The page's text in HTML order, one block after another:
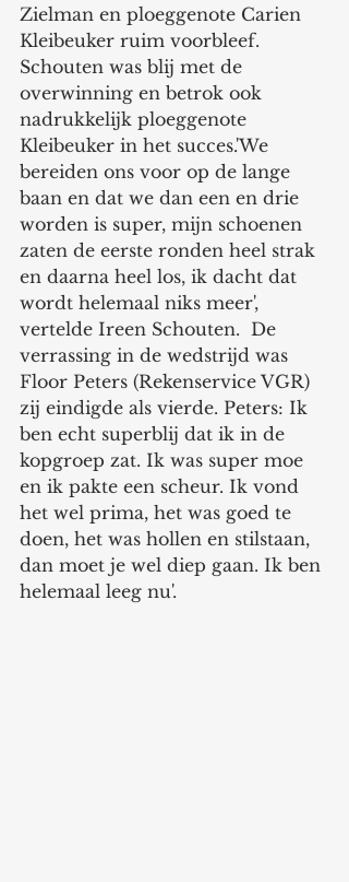
Zielman en ploeggenote Carien
Kleibeuker ruim voorbleef.
Schouten was blij met de
overwinning en betrok ook
nadrukkelijk ploeggenote
Kleibeuker in het succes.'We
bereiden ons voor op de lange
baan en dat we dan een en drie
worden is super, mijn schoenen
zaten de eerste ronden heel strak
en daarna heel los, ik dacht dat
wordt helemaal niks meer',
vertelde Ireen Schouten.  De
verrassing in de wedstrijd was
Floor Peters (Rekenservice VGR)
zij eindigde als vierde. Peters: Ik
ben echt superblij dat ik in de
kopgroep zat. Ik was super moe
en ik pakte een scheur. Ik vond
het wel prima, het was goed te
doen, het was hollen en stilstaan,
dan moet je wel diep gaan. Ik ben
helemaal leeg nu'.